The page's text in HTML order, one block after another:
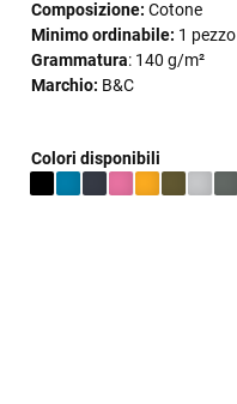
Composizione: Cotone
Minimo ordinabile: 1 pezzo
Grammatura: 140 g/m²
Marchio: B&C
Colori disponibili